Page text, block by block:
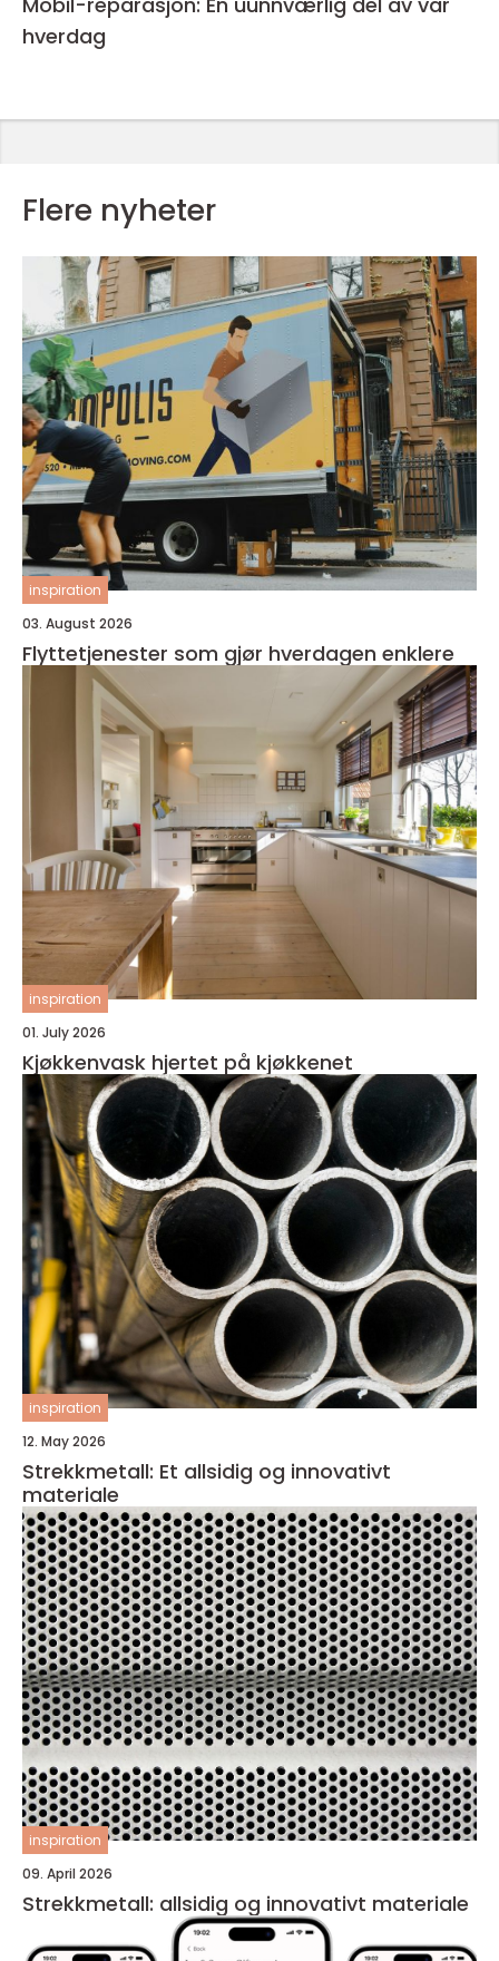
hverdag
Flere nyheter
inspiration
03. August 2026
Flyttetjenester som gjør hverdagen enklere
inspiration
01. July 2026
Kjøkkenvask hjertet på kjøkkenet
inspiration
12. May 2026
Strekkmetall: Et allsidig og innovativt
materiale
inspiration
09. April 2026
Strekkmetall: allsidig og innovativt materiale